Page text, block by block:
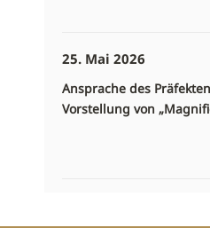
25. Mai 2026
Ansprache des
Vorstellung von